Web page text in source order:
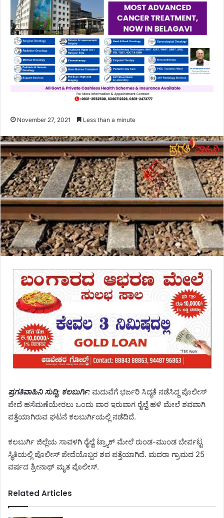
November 27, 2021 Less than a minute
ಪ್ರಗತಿವಾಹಿನಿ ಸುದ್ದಿ; ಕಲಬುರ್ಗಿ: ಮದುವೆಗೆ ಭರ್ಜರಿ ಸಿದ್ಧತೆ ನಡೆಸಿದ್ದ ಪೊಲೀಸ್
ಪೇದೆ ಹಸೆಮಣೆಯೇರಲು ಒಂದು ವಾರ ಇರುವಾಗ ರೈಲ್ವೆ ಹಳಿ ಮೇಲೆ ಶವವಾಗಿ
ಪತ್ತೆಯಾಗಿರುವ ಘಟನೆ ಕಲಬುರ್ಗಿಯಲ್ಲಿ ನಡೆದಿದೆ.
ಕಲಬುರ್ಗಿ ಜಿಲ್ಲೆಯ ಸಾವಳಗಿ ರೈಲ್ವೆ ಟ್ರ್ಯಾಕ್ ಮೇಲೆ ರುಂಡ-ಮುಂಡ ಬೇರ್ಪಟ್ಟ
ಸ್ಥಿತಿಯಲ್ಲಿ ಪೊಲೀಸ್ ಪೇದೆಯೊಬ್ಬರ ಶವ ಪತ್ತೆಯಾಗಿದೆ. ಮದರಾ ಗ್ರಾಮದ 25
ವರ್ಷದ ಶ್ರೀನಾಥ್ ಮೃತ ಪೊಲೀಸ್.
Related Articles